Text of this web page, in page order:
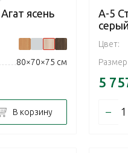
ясень
80×70×75 см
В корзину
А-5
серый
Цвет:
5
–